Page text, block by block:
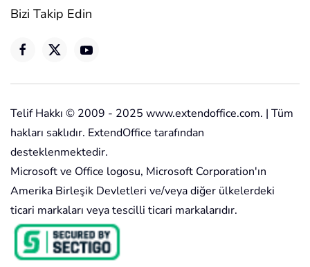
Bizi Takip Edin
Telif Hakkı © 2009 - 2025 www.extendoffice.com. | Tüm
hakları saklıdır. ExtendOffice tarafından
desteklenmektedir.
Microsoft ve Office logosu, Microsoft Corporation'ın
Amerika Birleşik Devletleri ve/veya diğer ülkelerdeki
ticari markaları veya tescilli ticari markalarıdır.